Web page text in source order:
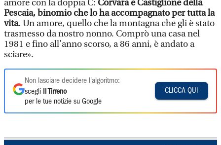
amore con la doppia C: Corvara e Castiglione della
Pescaia,binomio che lo ha accompagnato per tutta la
vita. Un amore, quello che la montagna che gli è stato
trasmesso da nostro nonno. Comprò una casa nel
1981 e fino all’anno scorso, a 86 anni, è andato a
sciare».
Non lasciare decidere l'algoritmo:
scegli
Il Tirreno
per le tue notizie su Google
CLICCA QUI